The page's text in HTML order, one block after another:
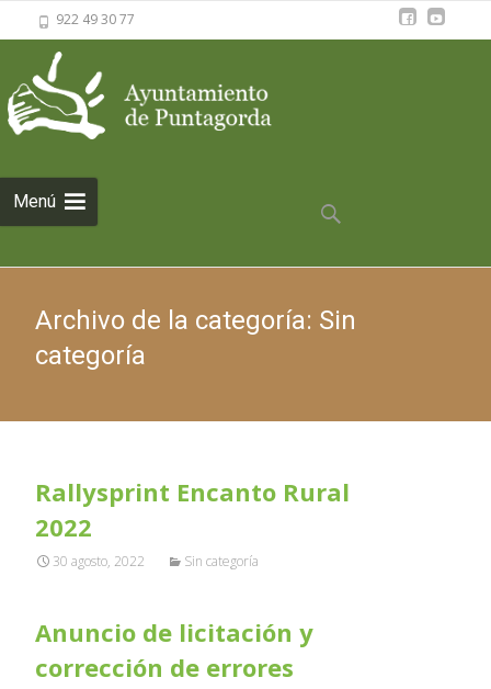
922 49 30 77
Menú
Saltar al
contenido
Buscar:
Archivo de la categoría: Sin
categoría
Rallysprint Encanto Rural
2022
30 agosto, 2022 Sin categoría
Anuncio de licitación y
corrección de errores